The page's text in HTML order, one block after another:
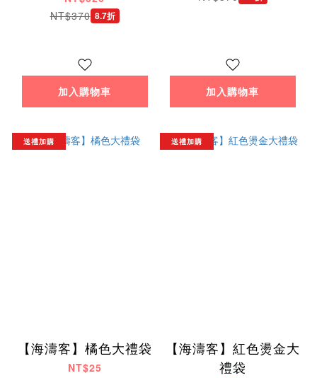
NT$370 8.7折
加入購物車 加入購物車
送禮加購
【海濤客】橘色大禮袋
NT$25
送禮加購
【海濤客】紅色燙金大
禮袋